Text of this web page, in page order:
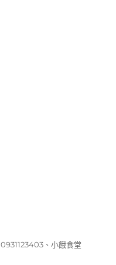
標
0931123403 、小餓食堂